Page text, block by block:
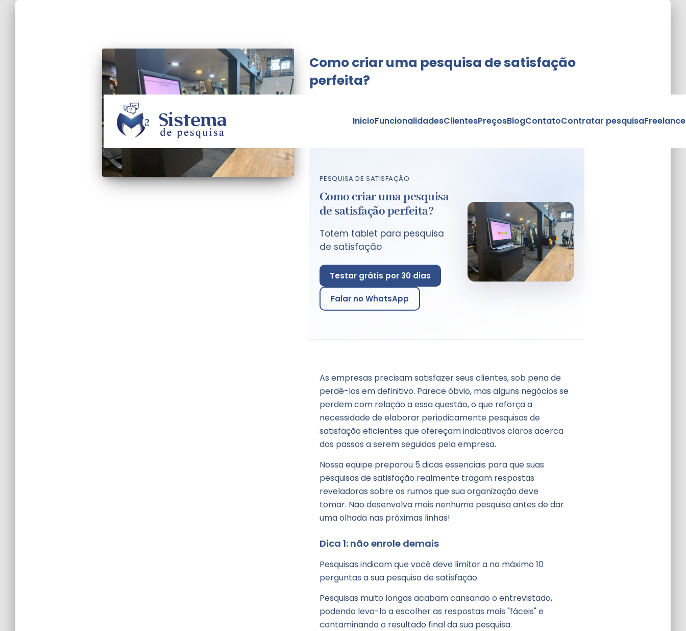
Como criar uma pesquisa de satisfação
perfeita?
InicioFuncionalidadesClientesPreçosBlogContatoContratar pesquisa
PESQUISA DE SATISFAÇÃO
Como criar uma pesquisa
de satisfação perfeita?
Totem tablet para pesquisa
de satisfação
Testar grátis por 30 dias
Falar no WhatsApp
As empresas precisam satisfazer seus clientes, sob pena de
perdê-los em definitivo. Parece óbvio, mas alguns negócios se
perdem com relação a essa questão, o que reforça a
necessidade de elaborar periodicamente pesquisas de
satisfação eficientes que ofereçam indicativos claros acerca
dos passos a serem seguidos pela empresa.
Nossa equipe preparou 5 dicas essenciais para que suas
pesquisas de satisfação realmente tragam respostas
reveladoras sobre os rumos que sua organização deve
tomar. Não desenvolva mais nenhuma pesquisa antes de dar
uma olhada nas próximas linhas!
Dica 1: não enrole demais
Pesquisas indicam que você deve limitar a no máximo 10
perguntas a sua pesquisa de satisfação.
Pesquisas muito longas acabam cansando o entrevistado,
podendo leva-lo a escolher as respostas mais "fáceis" e
contaminando o resultado final da sua pesquisa.